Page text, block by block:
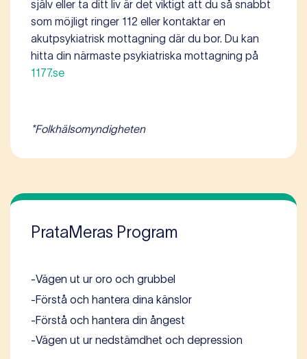
själv eller ta ditt liv är det viktigt att du så snabbt
som möjligt ringer 112 eller kontaktar en
akutpsykiatrisk mottagning där du bor. Du kan
hitta din närmaste psykiatriska mottagning på
1177.se
*Folkhälsomyndigheten
PrataMeras Program
-Vägen ut ur oro och grubbel
-Förstå och hantera dina känslor
-Förstå och hantera din ångest
-Vägen ut ur nedstämdhet och depression